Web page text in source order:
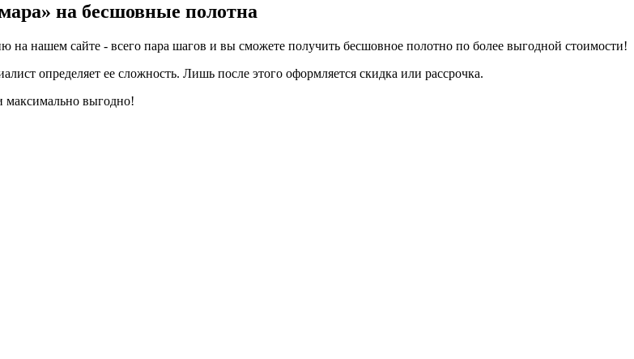
на бесшовные полотна
на нашем сайте - всего пара шагов и вы сможете получить бесшовное полотно по более выгодной стоимости!
определяет ее сложность. Лишь после этого оформляется скидка или рассрочка.
максимально выгодно!